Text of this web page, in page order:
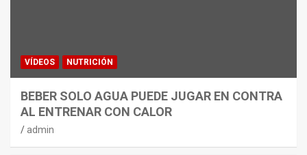
VÍDEOS NUTRICIÓN
BEBER SOLO AGUA PUEDE JUGAR EN CONTRA
AL ENTRENAR CON CALOR
admin